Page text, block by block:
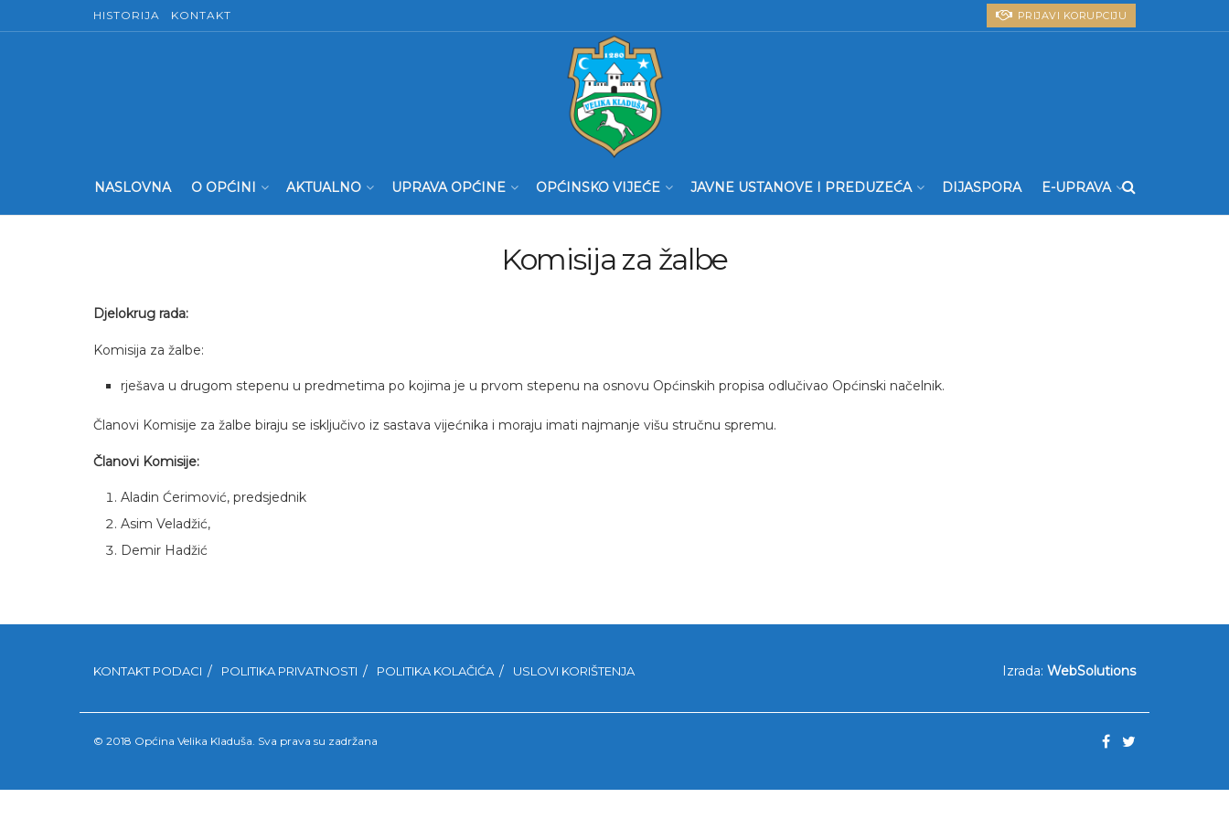
HISTORIJA KONTAKT PRIJAVI KORUPCIJU
NASLOVNA O OPĆINI AKTUALNO UPRAVA OPĆINE OPĆINSKO VIJEĆE JAVNE USTANOVE I PREDUZEĆA DIJASPORA E-UPRAVA
Komisija za žalbe
Djelokrug rada:
Komisija za žalbe:
rješava u drugom stepenu u predmetima po kojima je u prvom stepenu na osnovu Općinskih propisa odlučivao Općinski načelnik.
Članovi Komisije za žalbe biraju se isključivo iz sastava vijećnika i moraju imati najmanje višu stručnu spremu.
Članovi Komisije:
Aladin Ćerimović, predsjednik
Asim Veladžić,
Demir Hadžić
KONTAKT PODACI POLITIKA PRIVATNOSTI POLITIKA KOLAČIĆA USLOVI KORIŠTENJA Izrada: WebSolutions
© 2018 Općina Velika Kladuša. Sva prava su zadržana